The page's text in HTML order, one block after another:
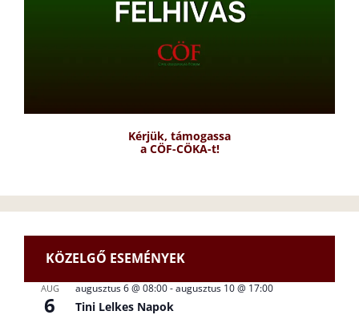
Kérjük, támogassa
a CÖF-CÖKA-t!
KÖZELGŐ ESEMÉNYEK
AUG
6
augusztus 6 @ 08:00-augusztus 10 @ 17:00
Tini Lelkes Napok